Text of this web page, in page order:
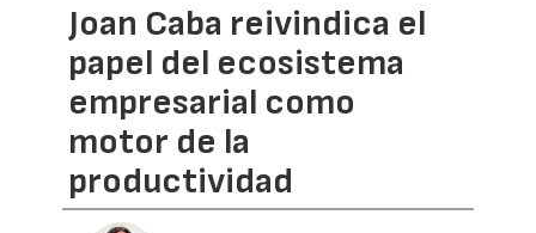
Joan Caba reivindica el
papel del ecosistema
empresarial como
motor de la
productividad